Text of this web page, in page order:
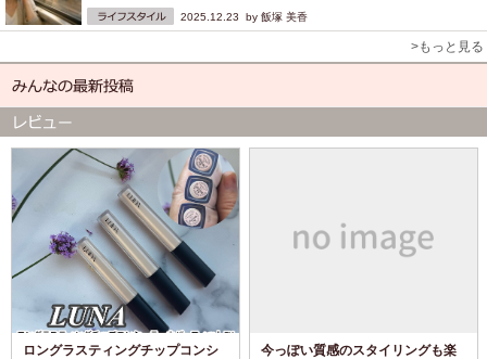
2025.12.23 by 飯塚 美香
>もっと見る
ロングラスティングチップコンシ
今っぽい質感のスタイリングも楽